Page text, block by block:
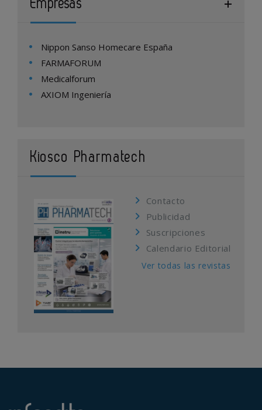
Empresas
Nippon Sanso Homecare España
FARMAFORUM
Medicalforum
AXIOM Ingeniería
Kiosco Pharmatech
Contacto
Publicidad
Suscripciones
Calendario Editorial
Ver todas las revistas